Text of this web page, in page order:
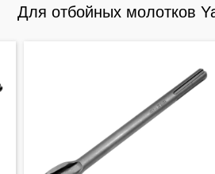
Для отбойных молотков